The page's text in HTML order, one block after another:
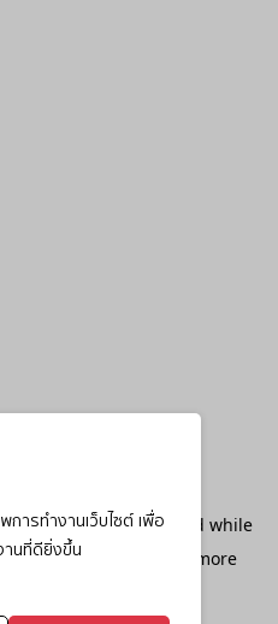
ารทำงานเว็บไซต์ เพื่อ
านที่ดียิ่งขึ้น
exception has occurred while
browser console
for more